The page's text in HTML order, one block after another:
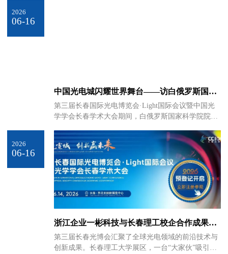
2026
06-16
中国光电城闪耀世界舞台——访白俄罗斯国家
科学院院士Sergey Gaponenko
第三届长春国际光电博览会·Light国际会议暨中国光
学学会长春学术大会期间，白俄罗斯国家科学院院
受专访。他高度评价长春光学科研实力与中国光学产
业创新成果，看好全球光学产学研合作前景，解读了
光科技与产业融合的时代价值。Sergey Gaponenko指
出，中国已在现代光学、光电子技术领域占据全球重
要地位。作为融合多学科的交叉领域，光子学发展潜
力巨大。目前中国在光学基础研究、前沿创新领域成
果突出，不仅实现多项核心技术突破，更完成规模化
2026
06-16
浙江企业一彬科技与长春理工校企合作成果：
第四代智能激光除草机器人亮相光博会
第三届长春光博会汇聚了全球光电领域的前沿技术与
创新成果。长春理工大学展区，一台“大家伙”吸引了